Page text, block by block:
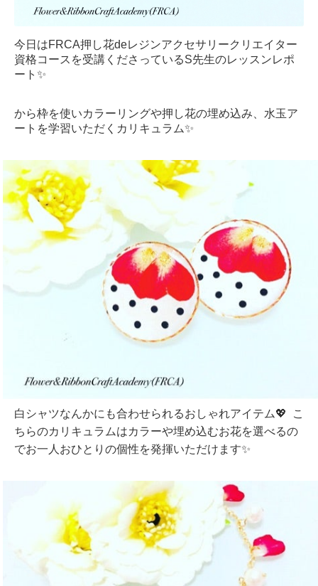
今日はFRCA押し花deレジンアクセサリークリエイター
資格コースを受講くださっているS先生のレッスンレポ
ート✨
から枠を使いカラーリングや押し花の埋め込み、水玉ア
ートを学習いただくカリキュラム✨
白シャツなんかにも合わせられるおしゃれアイテム💖 こ
ちらのカリキュラムはカラーや埋め込むお花を選べるの
でお一人おひとりの個性を発揮いただけます✨